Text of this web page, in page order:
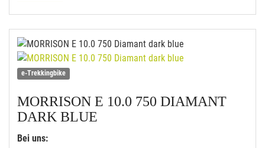
e-Trekkingbike
MORRISON E 10.0 750 DIAMANT
DARK BLUE
Bei uns: